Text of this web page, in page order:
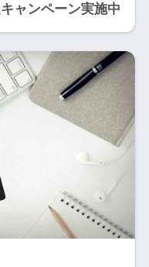
ャンペーン実施中